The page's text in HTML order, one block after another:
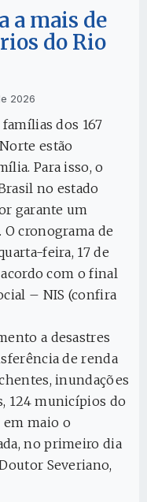
a mais de
do Rio
2026
dos 167
estão
Para isso, o
no estado
garante um
cronograma de
feira, 17 de
com o final
– NIS (confira
a desastres
de renda
inundações
124 municípios do
maio o
no primeiro dia
Severiano,